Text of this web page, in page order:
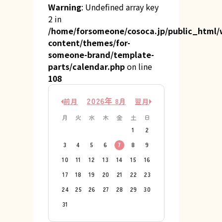
Warning: Undefined array key
2 in
/home/forsomeone/cosoca.jp/public_html/
content/themes/for-
someone-brand/template-
parts/calendar.phpon line
108
前月 2026年 8月 翌月
月 火 水 木 金 土
日
1
2
3
4 5 6 7 8
9
10
11 12 13 14 15
16
17
18 19 20 21 22
23
24
25 26 27 28 29
30
31